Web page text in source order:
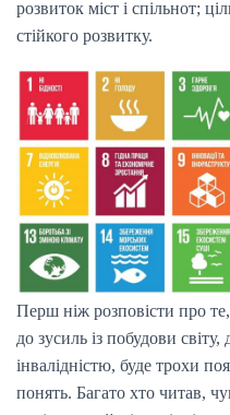
розвиток міст і спільнот;
стійкого розвитку.
Перш ніж розповісти про
до зусиль із побудови
інвалідністю, буде трохи
понять. Багато хто читав,